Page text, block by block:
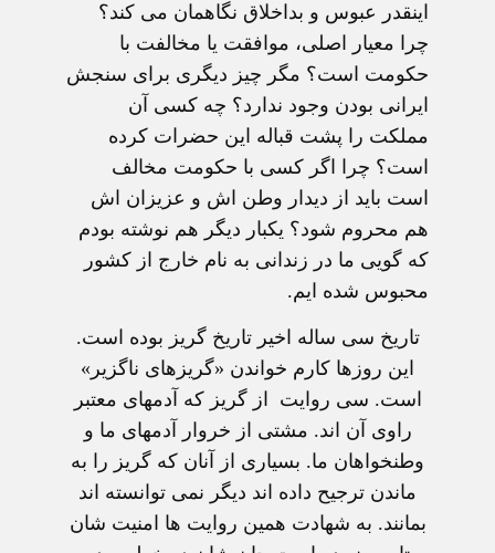
اینقدر عبوس و بداخلاق نگاهمان می کند؟
چرا معیار اصلی، موافقت یا مخالفت با
حکومت است؟ مگر چیز دیگری برای سنجش
ایرانی بودن وجود ندارد؟ چه کسی آن
مملکت را پشت قباله این حضرات کرده
است؟ چرا اگر کسی با حکومت مخالف
است باید از دیدار وطن اش و عزیزان اش
هم محروم شود؟ یکبار دیگر هم نوشته بودم
که گویی ما در زندانی به نام خارج از کشور
محبوس شده ایم.
تاریخ سی ساله اخیر تاریخ گریز بوده است.
این روزها کارم خواندن «گریزهای ناگزیر»
است. سی روایت از گریز که آدمهای معتبر
راوی آن اند. مشتی از خروار آدمهای ما و
وطنخواهان ما. بسیاری از آنان که گریز را به
ماندن ترجیح داده اند دیگر نمی توانسته اند
بمانند. به شهادت همین روایت ها امنیت شان